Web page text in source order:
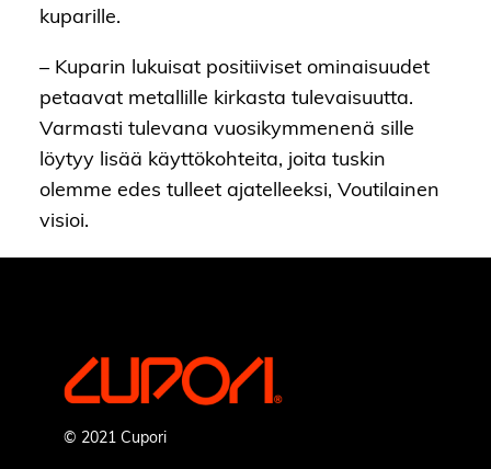
kuparille.
– Kuparin lukuisat positiiviset ominaisuudet
petaavat metallille kirkasta tulevaisuutta.
Varmasti tulevana vuosikymmenenä sille
löytyy lisää käyttökohteita, joita tuskin
olemme edes tulleet ajatelleeksi, Voutilainen
visioi.
© 2021 Cupori